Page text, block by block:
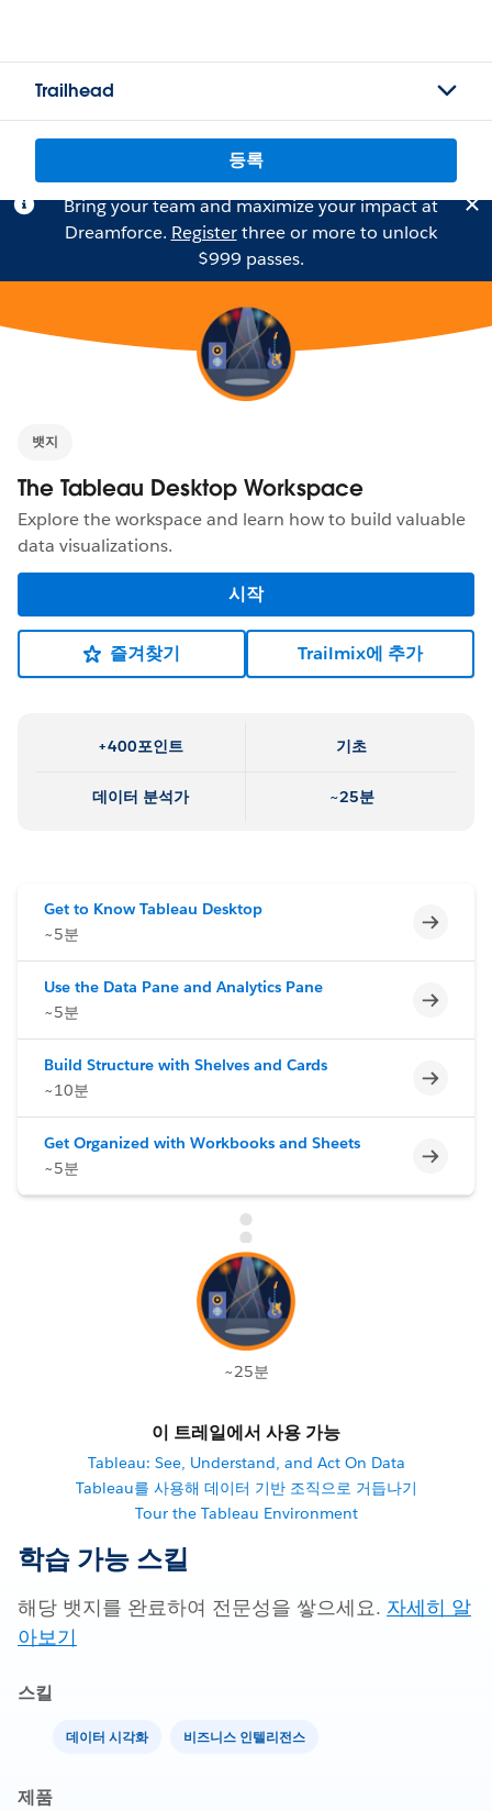
Trailhead
등록
Bring your team and maximize your impact at
Dreamforce. Registerthree or more to unlock
$999 passes.
뱃지
The Tableau Desktop Workspace
Explore the workspace and learn how to build valuable
data visualizations.
시작
즐겨찾기 Trailmix에 추가
+400포인트 기초
데이터 분석가 ~25분
Get to Know Tableau Desktop
~5분
미완료
Use the Data Pane and Analytics Pane
~5분
미완료
Build Structure with Shelves and Cards
~10분
미완료
Get Organized with Workbooks and Sheets
~5분
미완료
~25분
이 트레일에서 사용 가능
Tableau: See, Understand, and Act On Data
Tableau를 사용해 데이터 기반 조직으로 거듭나기
Tour the Tableau Environment
학습 가능 스킬
해당 뱃지를 완료하여 전문성을 쌓으세요. 자세히 알
아보기
스킬
데이터 시각화 비즈니스 인텔리전스
제품